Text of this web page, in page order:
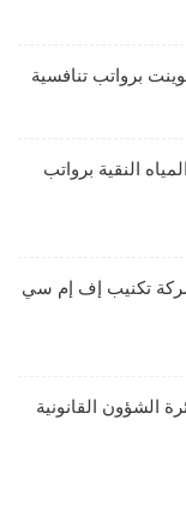
برواتب تنافسية
النقية برواتب
تكنيب إف إم سي
الشؤون القانونية